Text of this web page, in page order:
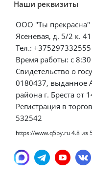
Наши реквизиты
ООО "Ты прекрасна"
Ясеневая, д. 5/2 к. 41
Тел.: +375297332555
Время работы: с
Свидетельство о
0180437, выданное
района г. Бреста от
Регистрация в
532542
https://www.q5by.ru4.8 из